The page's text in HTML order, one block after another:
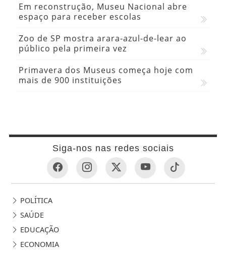
Em reconstrução, Museu Nacional abre
espaço para receber escolas
Zoo de SP mostra arara-azul-de-lear ao
público pela primeira vez
Primavera dos Museus começa hoje com
mais de 900 instituições
Siga-nos nas redes sociais
POLÍTICA
SAÚDE
EDUCAÇÃO
ECONOMIA